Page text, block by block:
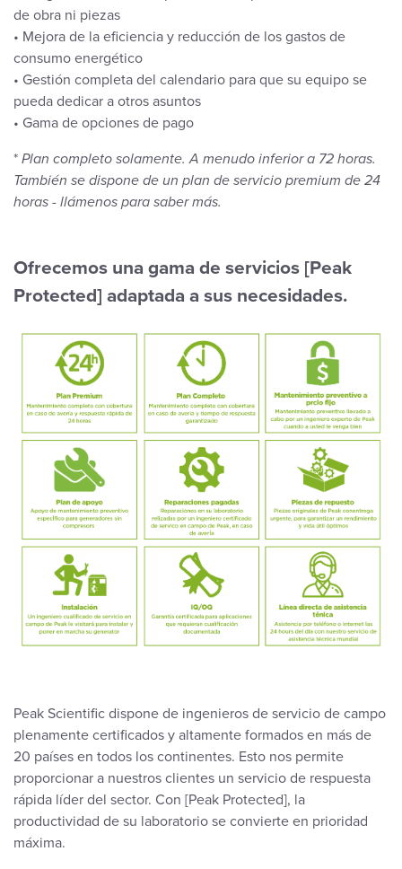
de obra ni piezas
• Mejora de la eficiencia y reducción de los gastos de
consumo energético
• Gestión completa del calendario para que su equipo se
pueda dedicar a otros asuntos
• Gama de opciones de pago
* Plan completo solamente. A menudo inferior a 72 horas.
También se dispone de un plan de servicio premium de 24
horas - llámenos para saber más.
Ofrecemos una gama de servicios [Peak
Protected] adaptada a sus necesidades.
Peak Scientific dispone de ingenieros de servicio de campo
plenamente certificados y altamente formados en más de
20 países en todos los continentes. Esto nos permite
proporcionar a nuestros clientes un servicio de respuesta
rápida líder del sector. Con [Peak Protected], la
productividad de su laboratorio se convierte en prioridad
máxima.